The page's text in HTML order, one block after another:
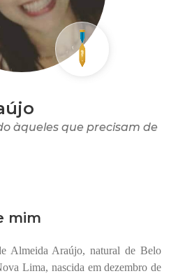
àqueles que precisam de
mim
Almeida Araújo, natural de Belo
Lima, nascida em dezembro de